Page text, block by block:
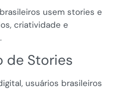
usem stories e
criatividade e
de Stories
usuários brasileiros